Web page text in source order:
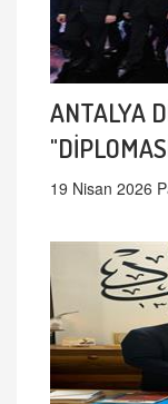
ANTALYA
19 Nisan 2026